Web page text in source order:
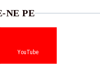
NE PE
YouTube